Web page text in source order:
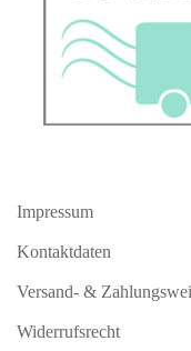
Impressum
Kontaktdaten
Versand- &
Widerrufsrecht